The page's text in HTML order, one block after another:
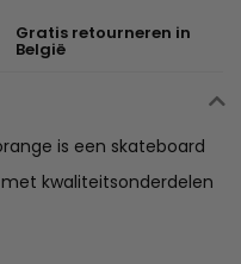
Gratis retourneren in
België
is een skateboard
kwaliteitsonderdelen